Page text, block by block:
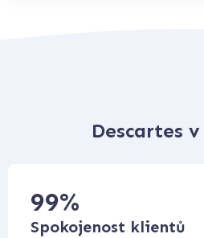
Descartes
99%
Spokojenost klientů